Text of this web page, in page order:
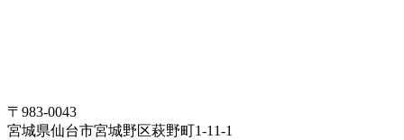
〒983-0043
宮城県仙台市宮城野区萩野町1-11-1